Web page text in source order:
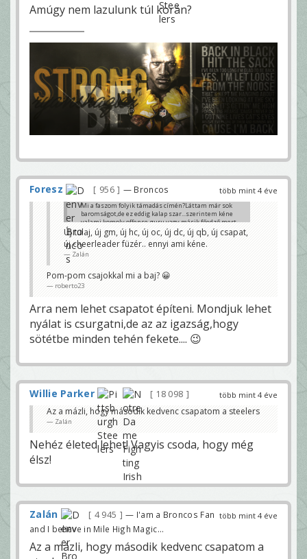
Amúgy nem lazulunk túl korán?
több mint 4 éve
Foresz 956 — Broncos
Mi a faszom folyik támadás címén?Láttam már sok
baromságot,de ez eddig kalap szar...szerintem kéne
valami komoly offense-guru,vagy másik főedző,mert
ez így nokedli...
Foresz
Új tulaj, új gm, új hc, új oc, új dc, új qb, új csapat,
új cheerleader füzér.. ennyi ami kéne.
Zalán
Pom-pom csajokkal mi a baj? 😀
roberto23
Arra nem lehet csapatot építeni. Mondjuk lehet
nyálat is csurgatni,de az az igazság,hogy
sötétbe minden tehén fekete.... 😉
több mint 4 éve
Willie Parker
18 098
Az a mázli, hogy második kedvenc csapatom a steelers
Zalán
Nehéz életed lehet! Vagyis csoda, hogy még
élsz!
több mint 4 éve
Zalán 4 945
— I'am a Broncos Fan
and I believe in Mile High Magic...
Az a mázli, hogy második kedvenc csapatom a